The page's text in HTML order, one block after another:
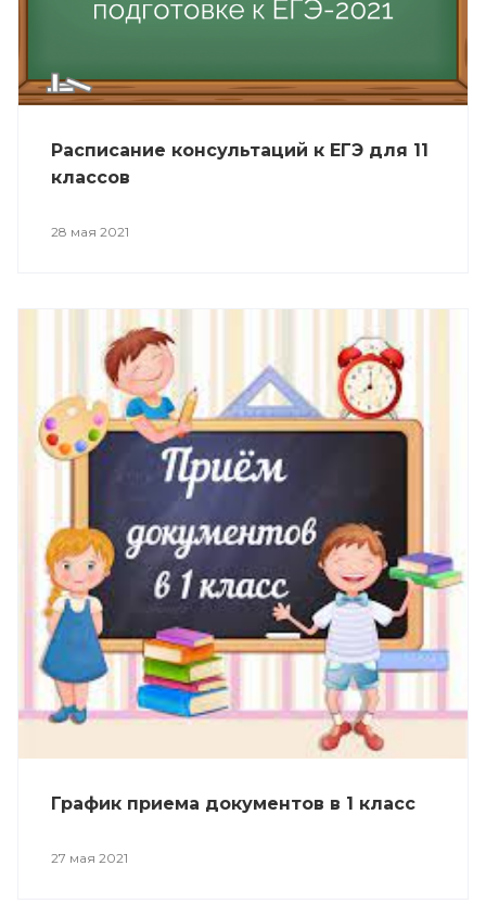
Расписание консультаций к ЕГЭ для 11
классов
28 мая 2021
График приема документов в 1 класс
27 мая 2021